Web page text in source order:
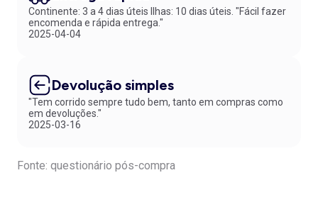
comprar roupa de cama para casal é um excelente primeiro
passo. Aproveite ao máximo cada momento de descanso e não deixe
de usufruir dos nossos serviços. Sabia que, com o nosso programa
Continente: 3 a 4 dias úteis Ilhas: 10 dias úteis. "Fácil fazer
encomenda e rápida entrega."
2025-04-04
Devolução simples
"Tem corrido sempre tudo bem, tanto em compras como
em devoluções."
2025-03-16
Fonte: questionário pós-compra